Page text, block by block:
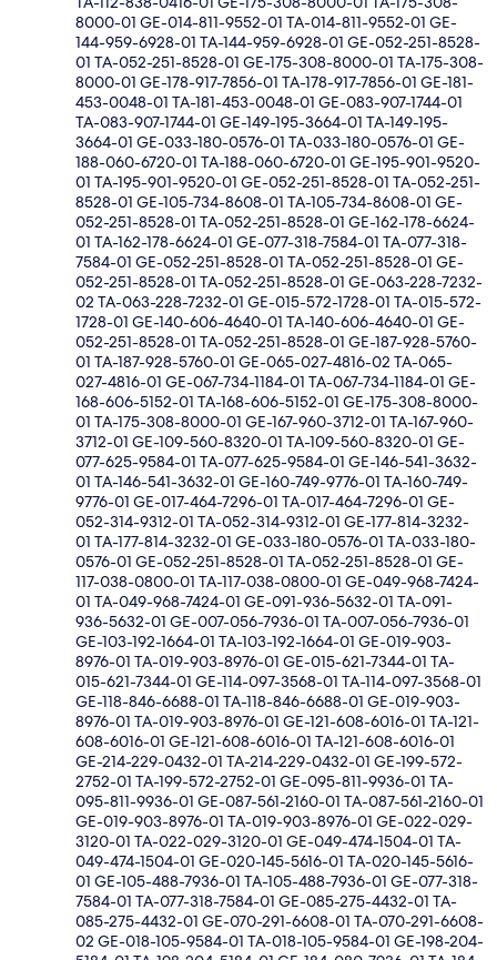
8000-01 GE-014-811-9552-01 TA-014-811-9552-01 GE-
144-959-6928-01 TA-144-959-6928-01 GE-052-251-8528-
01 TA-052-251-8528-01 GE-175-308-8000-01 TA-175-308-
8000-01 GE-178-917-7856-01 TA-178-917-7856-01 GE-181-
453-0048-01 TA-181-453-0048-01 GE-083-907-1744-01
TA-083-907-1744-01 GE-149-195-3664-01 TA-149-195-
3664-01 GE-033-180-0576-01 TA-033-180-0576-01 GE-
188-060-6720-01 TA-188-060-6720-01 GE-195-901-9520-
01 TA-195-901-9520-01 GE-052-251-8528-01 TA-052-251-
8528-01 GE-105-734-8608-01 TA-105-734-8608-01 GE-
052-251-8528-01 TA-052-251-8528-01 GE-162-178-6624-
01 TA-162-178-6624-01 GE-077-318-7584-01 TA-077-318-
7584-01 GE-052-251-8528-01 TA-052-251-8528-01 GE-
052-251-8528-01 TA-052-251-8528-01 GE-063-228-7232-
02 TA-063-228-7232-01 GE-015-572-1728-01 TA-015-572-
1728-01 GE-140-606-4640-01 TA-140-606-4640-01 GE-
052-251-8528-01 TA-052-251-8528-01 GE-187-928-5760-
01 TA-187-928-5760-01 GE-065-027-4816-02 TA-065-
027-4816-01 GE-067-734-1184-01 TA-067-734-1184-01 GE-
168-606-5152-01 TA-168-606-5152-01 GE-175-308-8000-
01 TA-175-308-8000-01 GE-167-960-3712-01 TA-167-960-
3712-01 GE-109-560-8320-01 TA-109-560-8320-01 GE-
077-625-9584-01 TA-077-625-9584-01 GE-146-541-3632-
01 TA-146-541-3632-01 GE-160-749-9776-01 TA-160-749-
9776-01 GE-017-464-7296-01 TA-017-464-7296-01 GE-
052-314-9312-01 TA-052-314-9312-01 GE-177-814-3232-
01 TA-177-814-3232-01 GE-033-180-0576-01 TA-033-180-
0576-01 GE-052-251-8528-01 TA-052-251-8528-01 GE-
117-038-0800-01 TA-117-038-0800-01 GE-049-968-7424-
01 TA-049-968-7424-01 GE-091-936-5632-01 TA-091-
936-5632-01 GE-007-056-7936-01 TA-007-056-7936-01
GE-103-192-1664-01 TA-103-192-1664-01 GE-019-903-
8976-01 TA-019-903-8976-01 GE-015-621-7344-01 TA-
015-621-7344-01 GE-114-097-3568-01 TA-114-097-3568-01
GE-118-846-6688-01 TA-118-846-6688-01 GE-019-903-
8976-01 TA-019-903-8976-01 GE-121-608-6016-01 TA-121-
608-6016-01 GE-121-608-6016-01 TA-121-608-6016-01
GE-214-229-0432-01 TA-214-229-0432-01 GE-199-572-
2752-01 TA-199-572-2752-01 GE-095-811-9936-01 TA-
095-811-9936-01 GE-087-561-2160-01 TA-087-561-2160-01
GE-019-903-8976-01 TA-019-903-8976-01 GE-022-029-
3120-01 TA-022-029-3120-01 GE-049-474-1504-01 TA-
049-474-1504-01 GE-020-145-5616-01 TA-020-145-5616-
01 GE-105-488-7936-01 TA-105-488-7936-01 GE-077-318-
7584-01 TA-077-318-7584-01 GE-085-275-4432-01 TA-
085-275-4432-01 GE-070-291-6608-01 TA-070-291-6608-
02 GE-018-105-9584-01 TA-018-105-9584-01 GE-198-204-